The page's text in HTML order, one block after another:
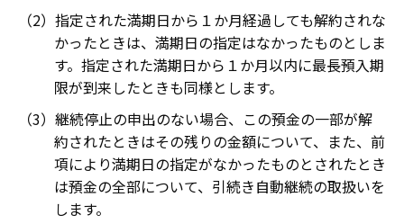
指定された満期日から１か月経過しても解約されな
かったときは、満期日の指定はなかったものとしま
す。指定された満期日から１か月以内に最長預入期
限が到来したときも同様とします。
継続停止の申出のない場合、この預金の一部が解
約されたときはその残りの金額について、また、前
項により満期日の指定がなかったものとされたとき
は預金の全部について、引続き自動継続の取扱いを
します。